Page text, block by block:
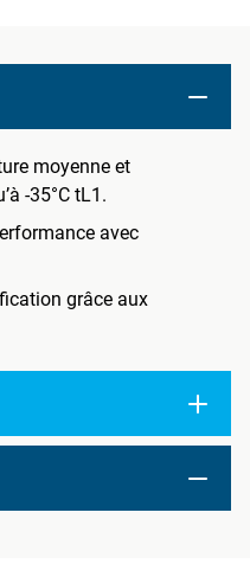
moyenne et
-35°C tL1.
avec
grâce aux